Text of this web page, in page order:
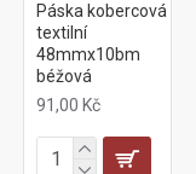
Páska kobercová
textilní
48mmx10bm
béžová
91,00 Kč